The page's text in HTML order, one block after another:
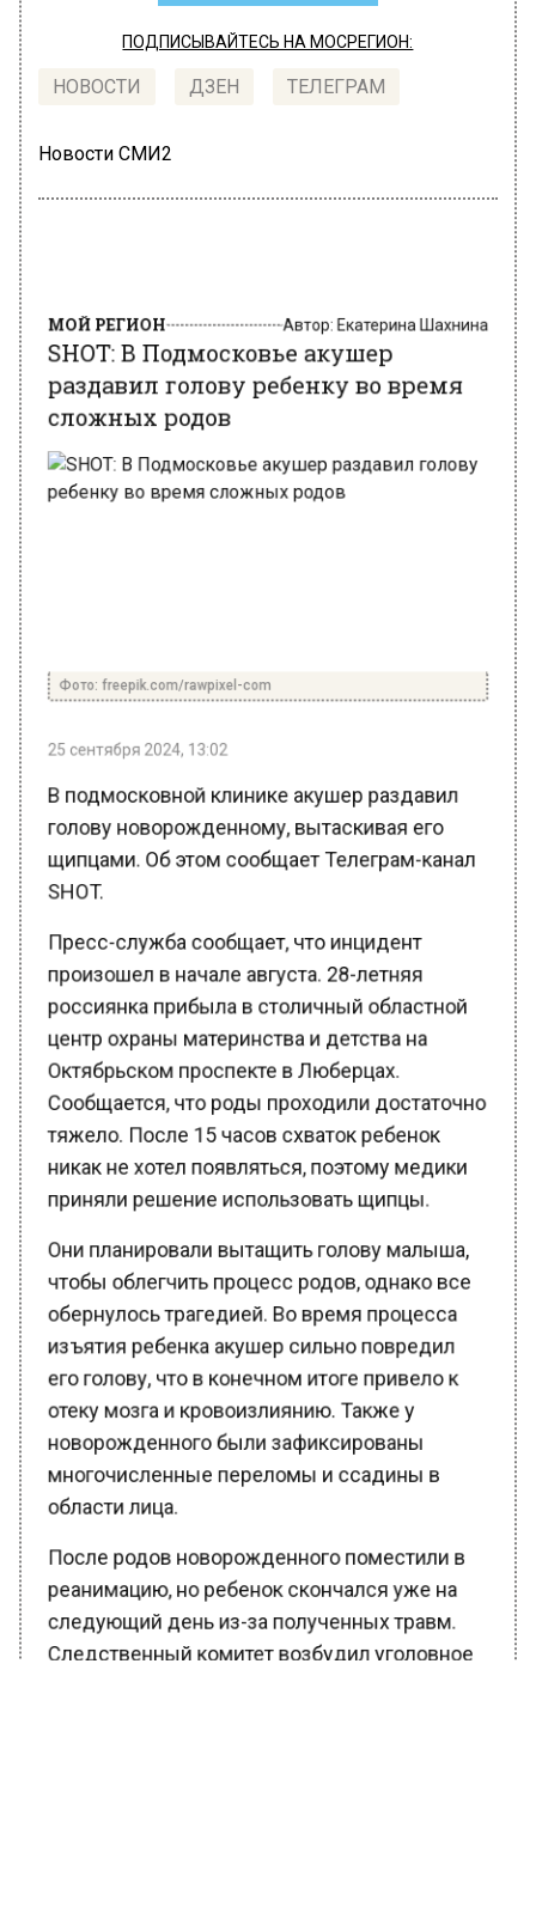
ПОДПИСЫВАЙТЕСЬ НА МОСРЕГИОН:
НОВОСТИ ДЗЕН ТЕЛЕГРАМ
Новости СМИ2
раздавил голову ребенку во время
сложных родов
голову новорожденному, вытаскивая его
щипцами. Об этом сообщает Телеграм-канал
SHOT.
произошел в начале августа. 28-летняя
россиянка прибыла в столичный областной
центр охраны материнства и детства на
Октябрьском проспекте в Люберцах.
Сообщается, что роды проходили достаточно
тяжело. После 15 часов схваток ребенок
приняли решение использовать щипцы.
Они планировали вытащить голову малыша,
чтобы облегчить процесс родов, однако все
обернулось трагедией. Во время процесса
изъятия ребенка акушер сильно повредил
его голову, что в конечном итоге привело к
отеку мозга и кровоизлиянию. Также у
новорожденного были зафиксированы
многочисленные переломы и ссадины в
области лица.
После родов новорожденного поместили в
реанимацию, но ребенок скончался уже на
следующий день из-за полученных травм.
Следственный комитет возбудил уголовное